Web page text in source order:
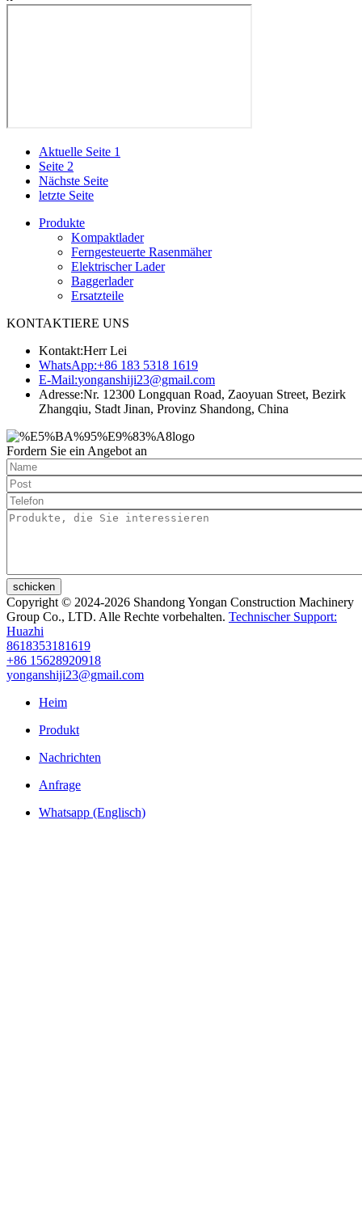
Aktuelle Seite 1
Seite 2
Nächste Seite
letzte Seite
Produkte
Kompaktlader
Ferngesteuerte Rasenmäher
Elektrischer Lader
Baggerlader
Ersatzteile
KONTAKTIERE UNS
Kontakt:Herr Lei
WhatsApp:+86 183 5318 1619
E-Mail:yonganshiji23@gmail.com
Adresse:Nr. 12300 Longquan Road, Zaoyuan Street, Bezirk
Zhangqiu, Stadt Jinan, Provinz Shandong, China
Fordern Sie ein Angebot an
schicken
Copyright © 2024-2026 Shandong Yongan Construction Machinery
Group Co., LTD. Alle Rechte vorbehalten. Technischer Support:
Huazhi
8618353181619
+86 15628920918
yonganshiji23@gmail.com
Heim
Produkt
Nachrichten
Anfrage
Whatsapp (Englisch)